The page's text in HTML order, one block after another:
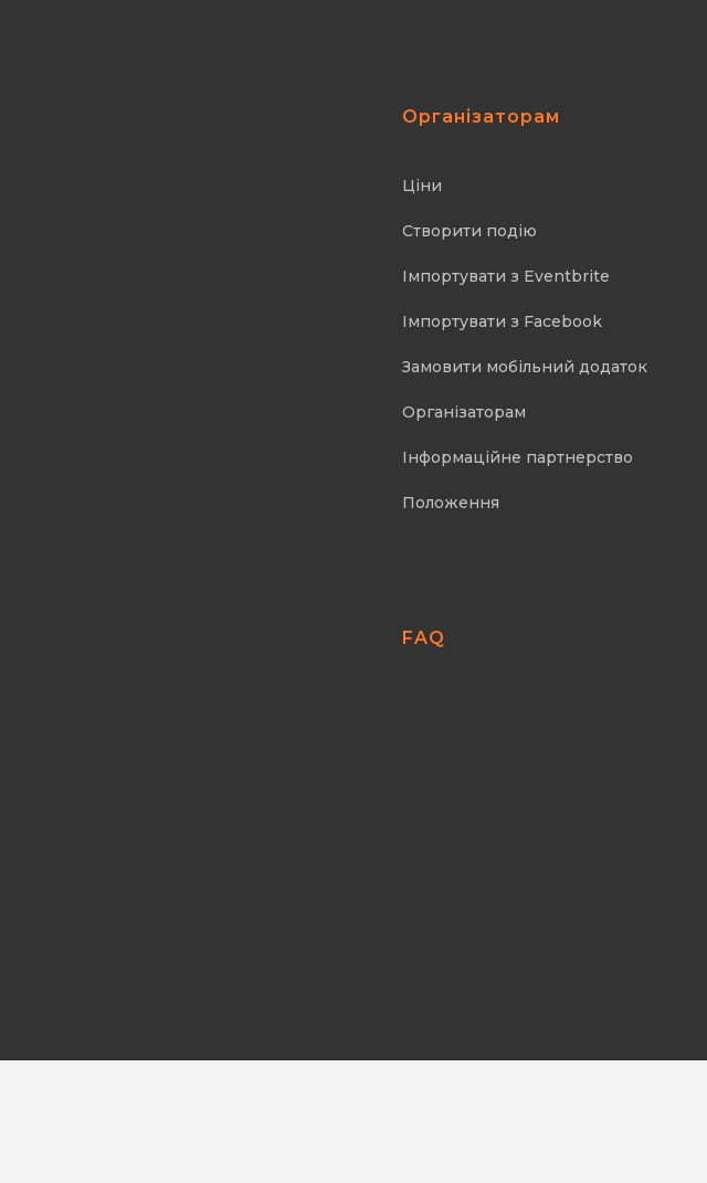
Організаторам
Ціни
Створити подію
Імпортувати з Eventbrite
Імпортувати з Facebook
Замовити мобільний додаток
Організаторам
Інформаційне партнерство
Положення
FAQ